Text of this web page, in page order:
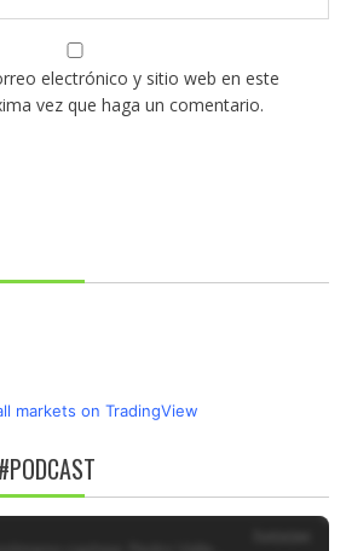
electrónico y sitio web en este
vez que haga un comentario.
markets on TradingView